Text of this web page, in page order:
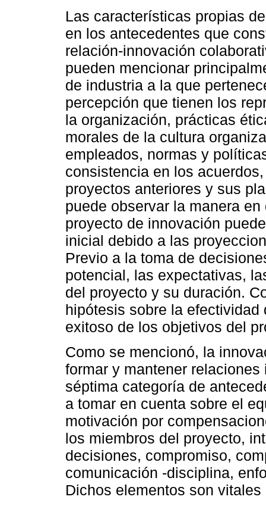
Las características propias
en los antecedentes que
relación-innovación
pueden mencionar
de industria a la que
percepción que tienen los
la organización, prácticas
morales de la cultura
empleados, normas y
consistencia en los
proyectos anteriores y sus
puede observar la manera
proyecto de innovación
inicial debido a las
Previo a la toma de
potencial, las expectativas,
del proyecto y su duración.
hipótesis sobre la
exitoso de los objetivos del
Como se mencionó, la
formar y mantener
séptima categoría de
a tomar en cuenta sobre el
motivación por
los miembros del proyecto,
decisiones, compromiso,
comunicación -disciplina,
Dichos elementos son